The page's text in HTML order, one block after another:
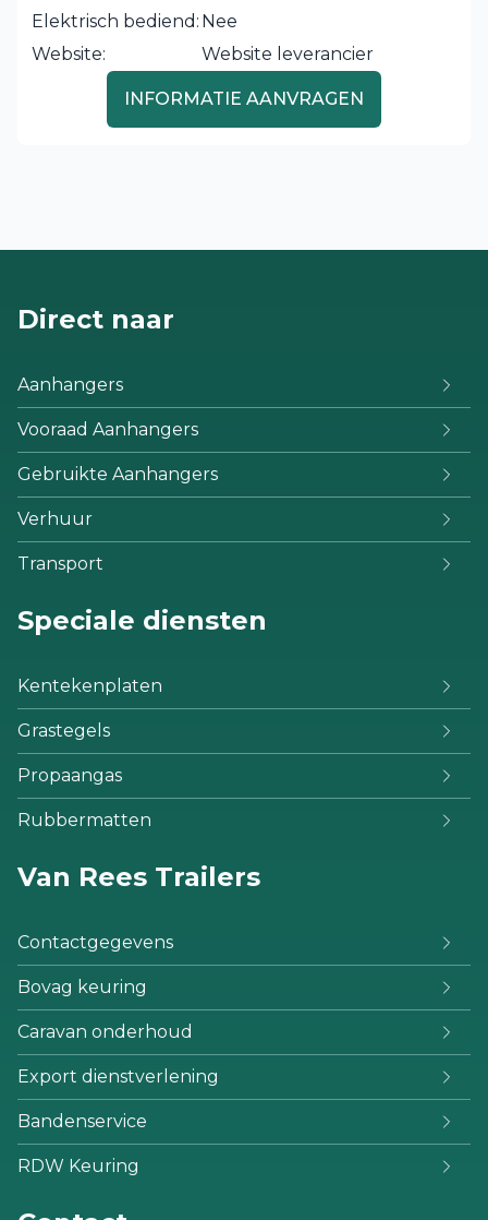
Elektrisch bediend: Nee
Website:
Website leverancier
INFORMATIE AANVRAGEN
Direct naar
Aanhangers
Vooraad Aanhangers
Gebruikte Aanhangers
Verhuur
Transport
Speciale diensten
Kentekenplaten
Grastegels
Propaangas
Rubbermatten
Van Rees Trailers
Contactgegevens
Bovag keuring
Caravan onderhoud
Export dienstverlening
Bandenservice
RDW Keuring